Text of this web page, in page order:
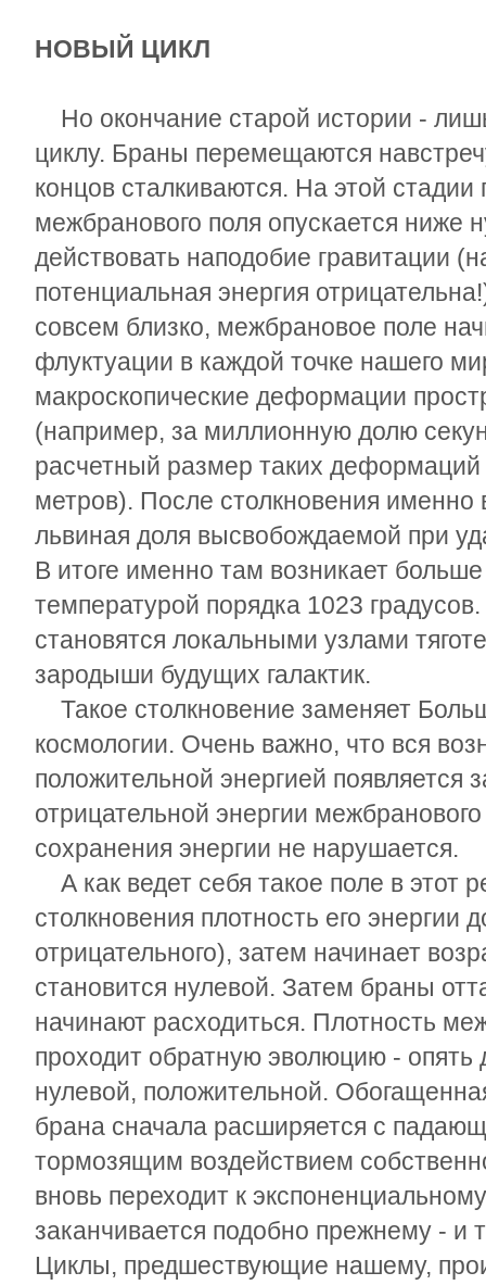
НОВЫЙ ЦИКЛ
Но окончание старой истории -
циклу. Браны перемещаются
концов сталкиваются. На этой стадии
межбранового поля опускается ниже
действовать наподобие гравитации
потенциальная энергия
совсем близко, межбрановое поле
флуктуации в каждой точке нашего
макроскопические деформации
(например, за миллионную долю
расчетный размер таких деформаций
метров). После столкновения именно
львиная доля высвобождаемой при
В итоге именно там возникает
температурой порядка 1023
становятся локальными узлами
зародыши будущих галактик.
Такое столкновение заменяет
космологии. Очень важно, что вся
положительной энергией появляется
отрицательной энергии
сохранения энергии не нарушается.
А как ведет себя такое поле в
столкновения плотность его энергии
отрицательного), затем начинает
становится нулевой. Затем браны
начинают расходиться. Плотность
проходит обратную эволюцию - опять
нулевой, положительной.
брана сначала расширяется с
тормозящим воздействием
вновь переходит к
заканчивается подобно прежнему - и
Циклы, предшествующие нашему,